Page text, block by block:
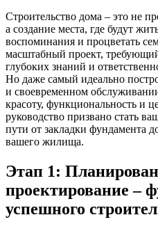
Строительство дома – это не
а создание места, где будут
воспоминания и процветать
масштабный проект,
глубоких знаний и
Но даже самый идеально
и своевременном
красоту, функциональность и
руководство призвано стать
пути от закладки фундамента
вашего жилища.
Этап 1:
проектирование –
успешного